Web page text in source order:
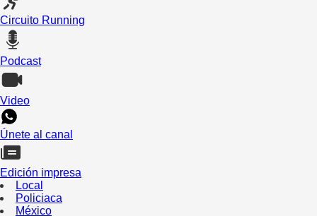
Circuito Running
Podcast
Video
Únete al canal
Edición impresa
Local
Policiaca
México